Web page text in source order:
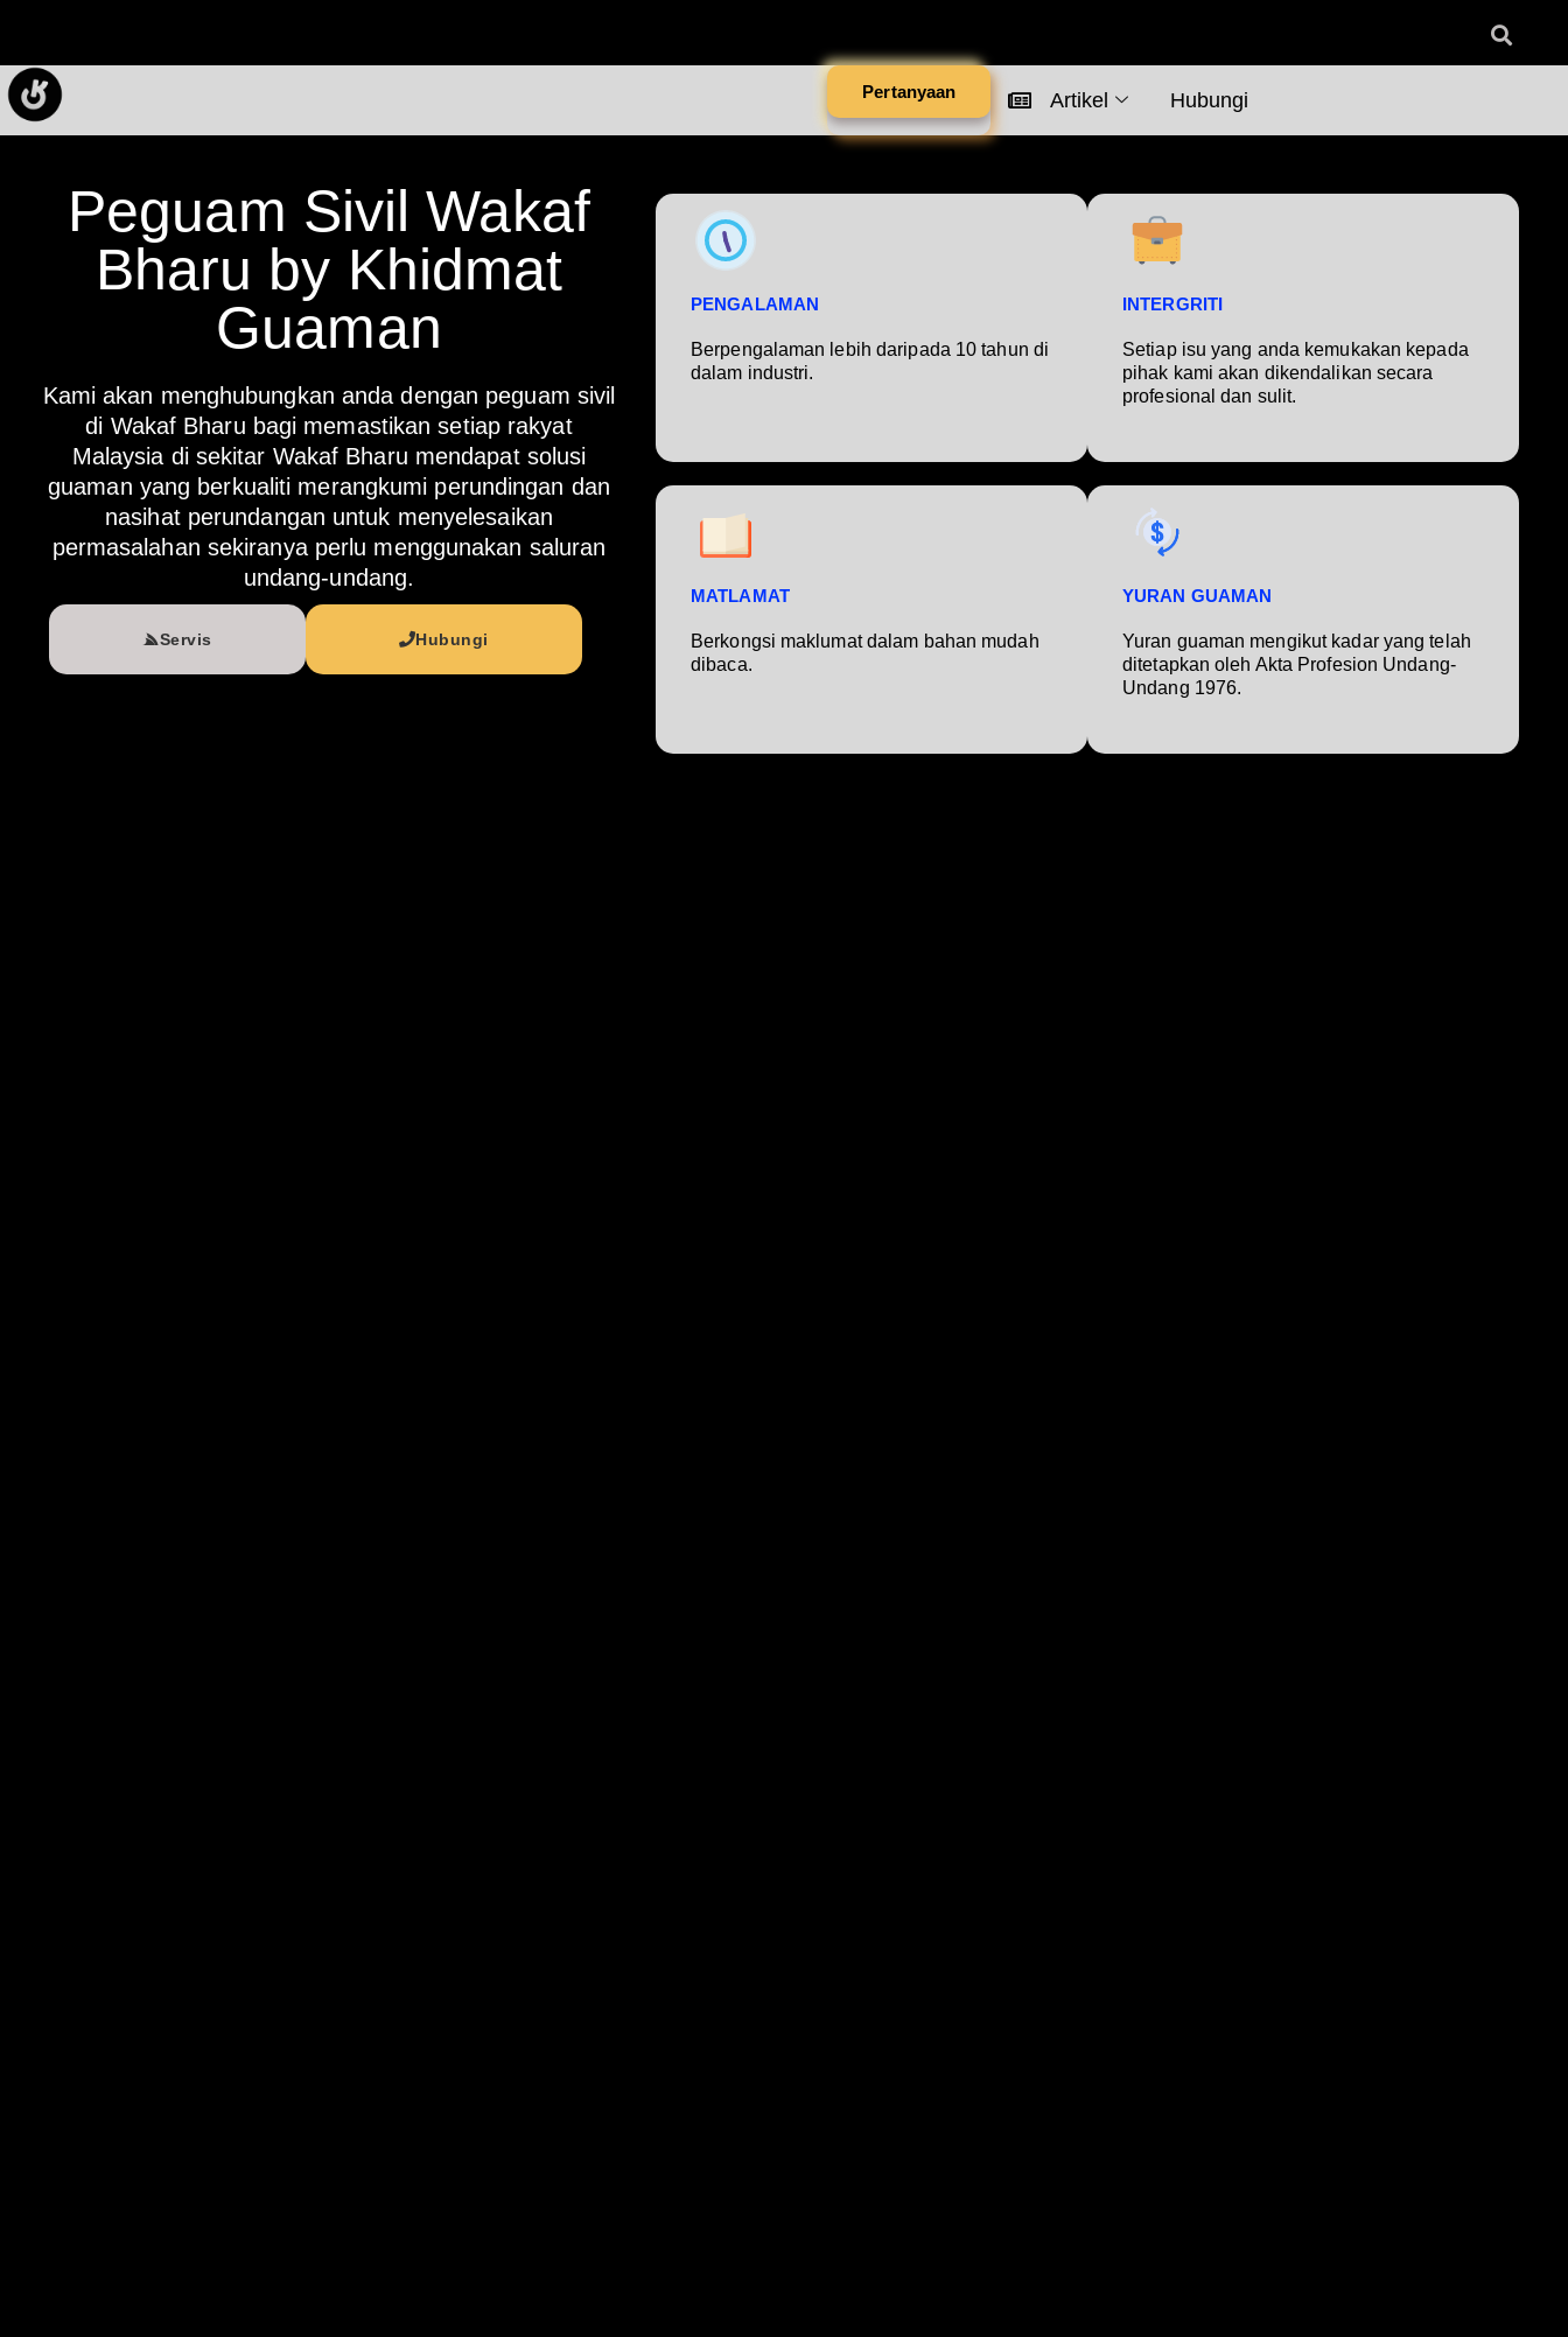
Pertanyaan Artikel Hubungi
Peguam Sivil Wakaf
Bharu by Khidmat
Guaman
Kami akan menghubungkan anda dengan peguam sivil
di Wakaf Bharu bagi memastikan setiap rakyat
Malaysia di sekitar Wakaf Bharu mendapat solusi
guaman yang berkualiti merangkumi perundingan dan
nasihat perundangan untuk menyelesaikan
permasalahan sekiranya perlu menggunakan saluran
undang-undang.
Servis Hubungi
PENGALAMAN
Berpengalaman lebih daripada 10 tahun di
dalam industri.
INTERGRITI
Setiap isu yang anda kemukakan kepada
pihak kami akan dikendalikan secara
profesional dan sulit.
MATLAMAT
Berkongsi maklumat dalam bahan mudah
dibaca.
YURAN GUAMAN
Yuran guaman mengikut kadar yang telah
ditetapkan oleh Akta Profesion Undang-
Undang 1976.